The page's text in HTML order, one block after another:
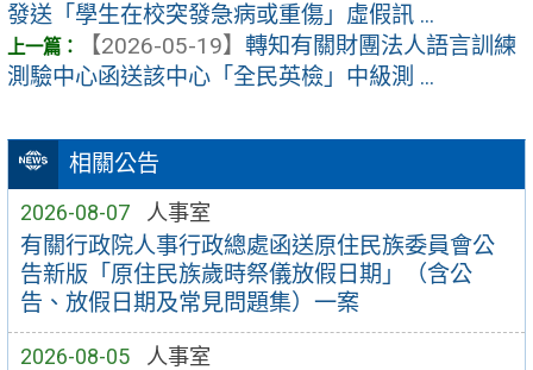
相關公告
2026-08-07 人事室
有關行政院人事行政總處函送原住民族委員會公
告新版「原住民族歲時祭儀放假日期」（含公
告、放假日期及常見問題集）一案
2026-08-05 人事室
發送「學生在校突發急病或重傷」虛假訊 ...
【2026-05-19】 轉知有關財團法人語言訓練
測驗中心函送該中心「全民英檢」中級測 ...